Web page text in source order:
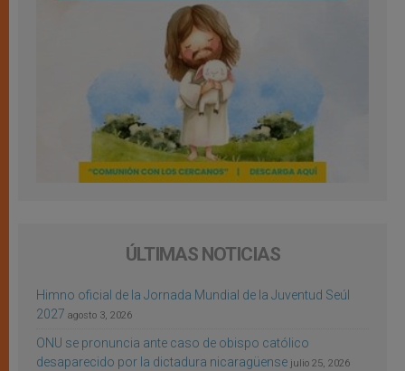
ÚLTIMAS NOTICIAS
Himno oficial de la Jornada Mundial de la Juventud Seúl
2027 agosto 3, 2026
ONU se pronuncia ante caso de obispo católico
desaparecido por la dictadura nicaragüense julio 25, 2026